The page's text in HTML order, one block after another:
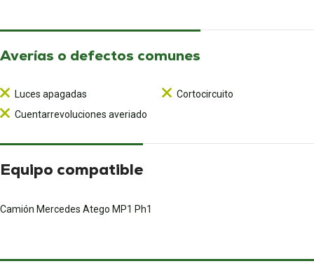
Averías o defectos comunes
Luces apagadas
Cuentarrevoluciones averiado
Cortocircuito
Equipo compatible
Camión Mercedes Atego MP1 Ph1